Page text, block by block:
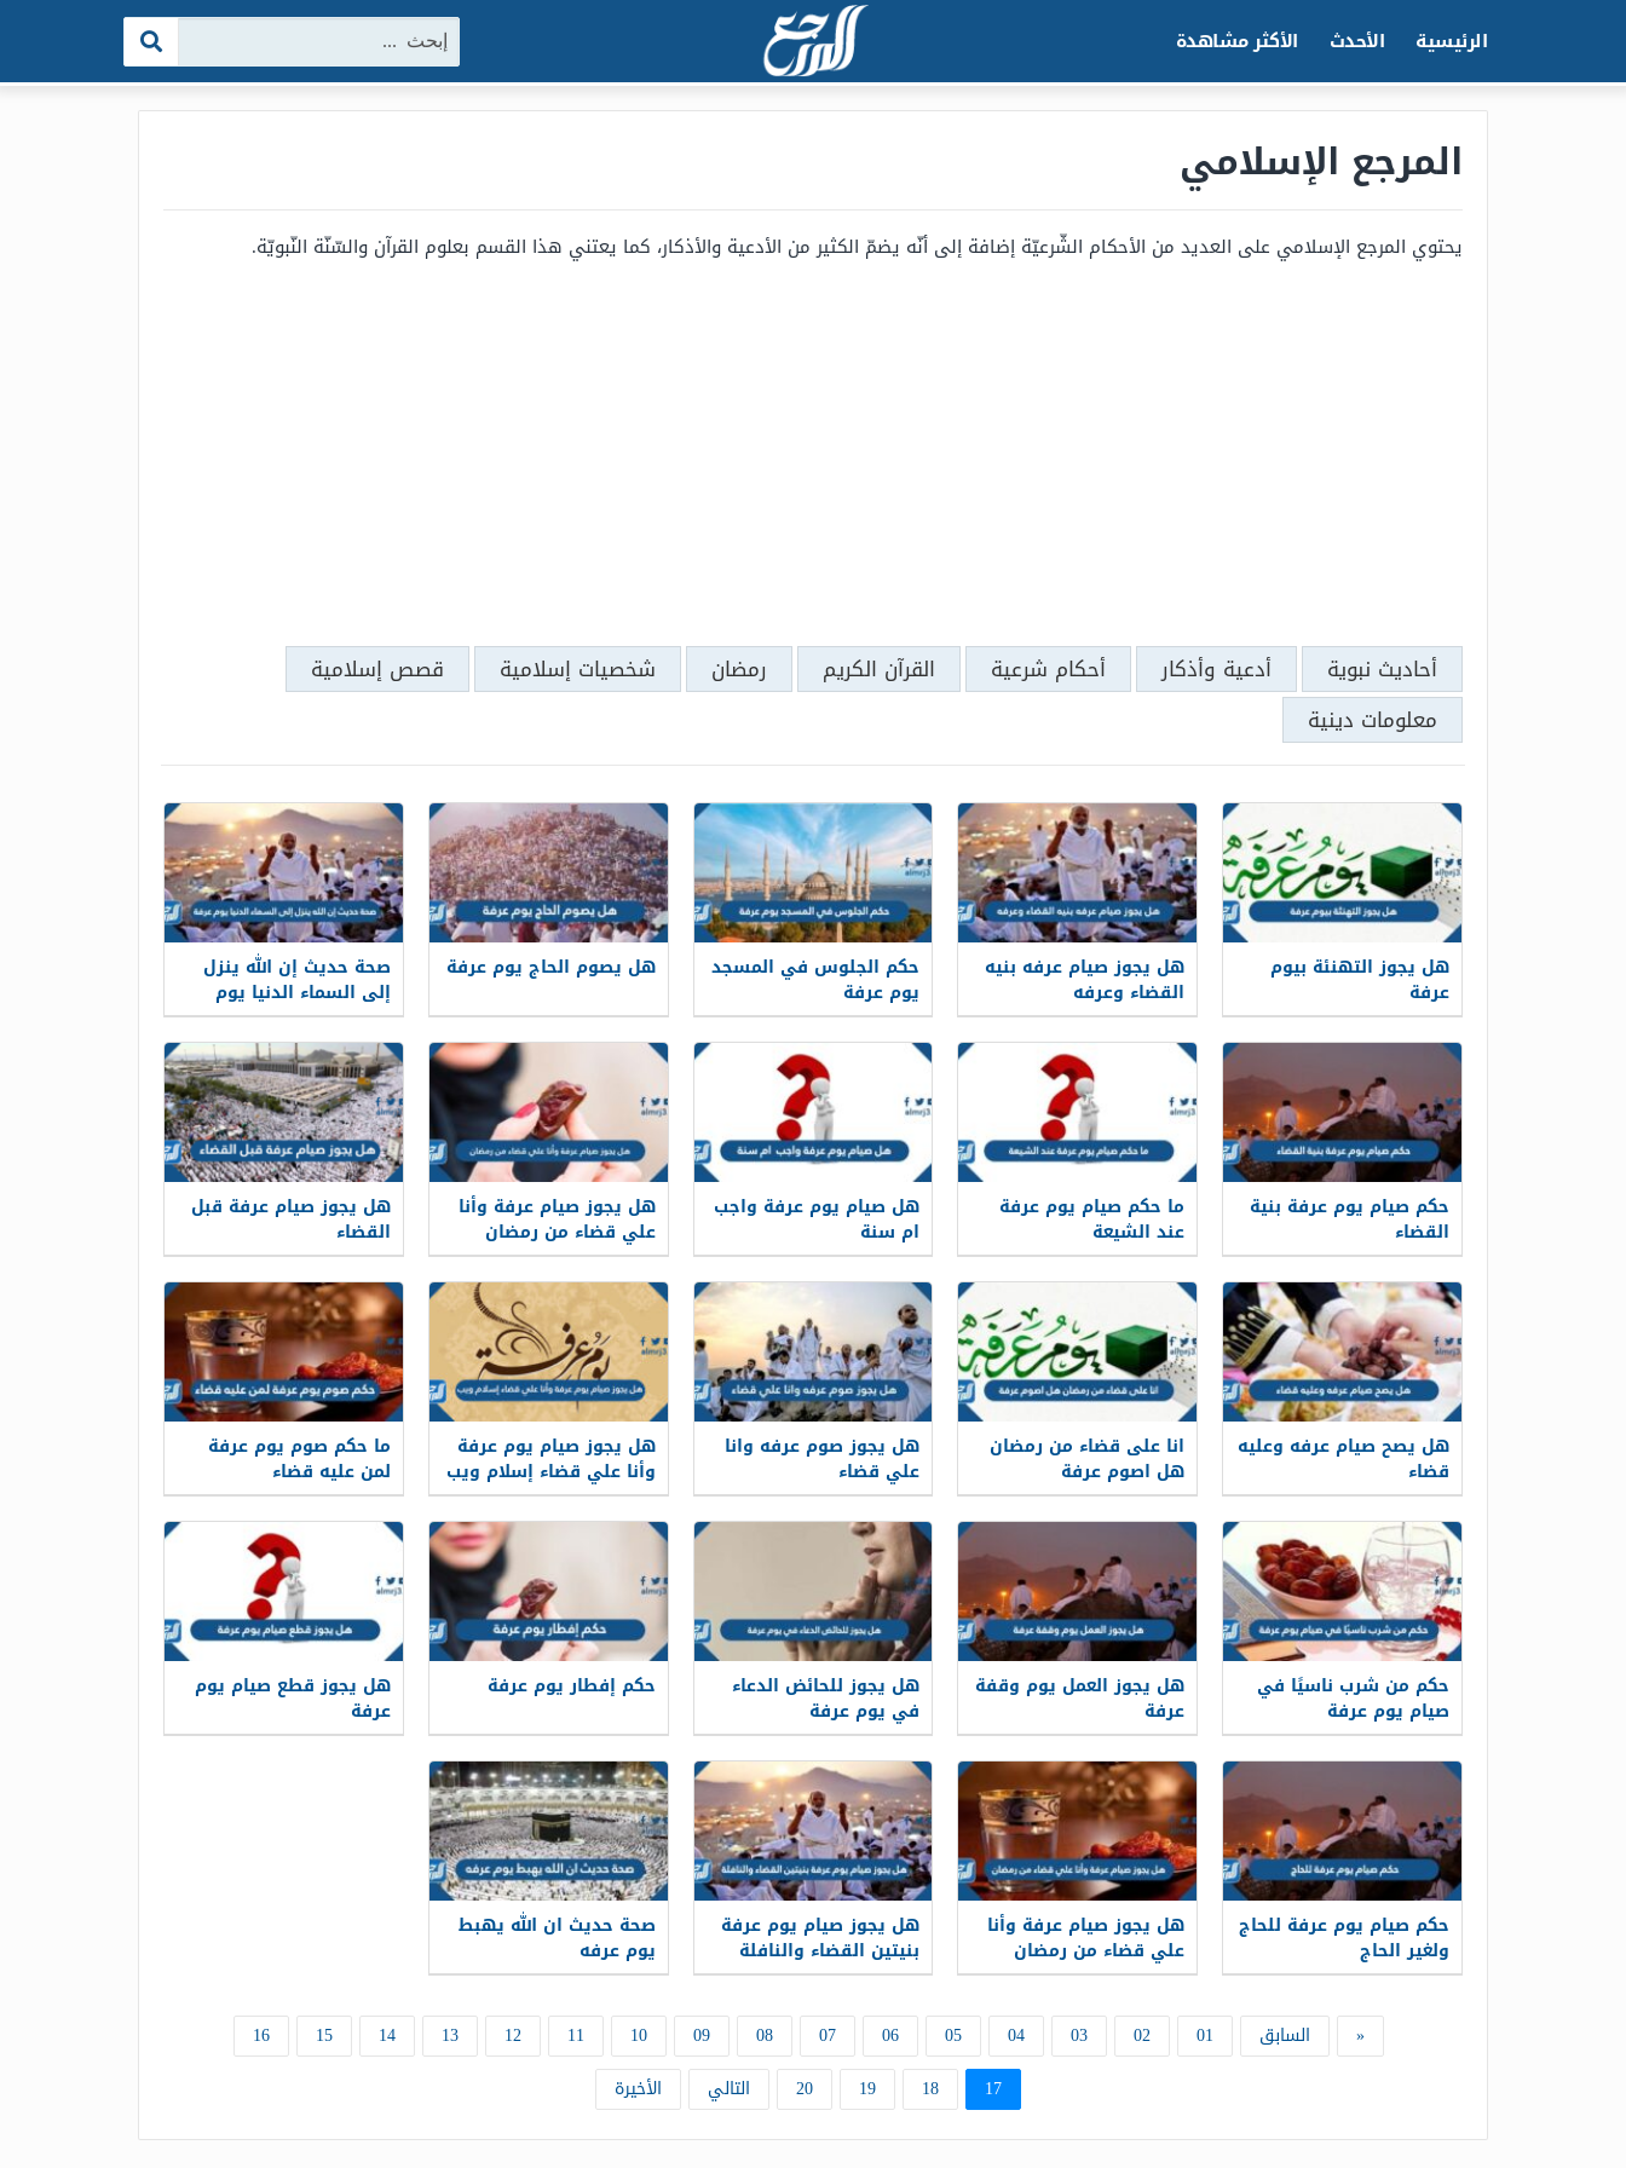
الرئيسية الأحدث الأكثر مشاهدة البحث:
المرجع الإسلامي
يحتوي المرجع الإسلامي على العديد من الأحكام الشّرعيّة إضافة إلى أنّه يضمّ الكثير من الأدعية والأذكار، كما يعتني هذا القسم بعلوم القرآن والسّنّة النّبويّة.
أحاديث نبوية أدعية وأذكار أحكام شرعية القرآن الكريم رمضان شخصيات إسلامية
قصص إسلامية
معلومات دينية
هل يجوز التهنئة بيوم
عرفة
هل يجوز صيام عرفه بنيه
القضاء وعرفه
حكم الجلوس في المسجد
يوم عرفة
هل يصوم الحاج يوم عرفة صحة حديث إن الله ينزل
إلى السماء الدنيا يوم
عرفة
حكم صيام يوم عرفة بنية
القضاء
ما حكم صيام يوم عرفة
عند الشيعة
هل صيام يوم عرفة واجب
ام سنة
هل يجوز صيام عرفة وأنا
علي قضاء من رمضان
هل يجوز صيام عرفة قبل
القضاء
هل يصح صيام عرفه وعليه
قضاء
انا على قضاء من رمضان
هل اصوم عرفة
هل يجوز صوم عرفه وانا
علي قضاء
هل يجوز صيام يوم عرفة
وأنا علي قضاء إسلام ويب
ما حكم صوم يوم عرفة
لمن عليه قضاء
حكم من شرب ناسيًا في
صيام يوم عرفة
هل يجوز العمل يوم وقفة
عرفة
هل يجوز للحائض الدعاء
في يوم عرفة
حكم إفطار يوم عرفة هل يجوز قطع صيام يوم
عرفة
حكم صيام يوم عرفة للحاج
ولغير الحاج
هل يجوز صيام عرفة وأنا
علي قضاء من رمضان
هل يجوز صيام يوم عرفة
بنيتين القضاء والنافلة
صحة حديث ان الله يهبط
يوم عرفه
« السابق 01
02
03
04
05
06
07
08
09
10
11
12
13
14
15
16
17
18
19
20 التالي الأخيرة